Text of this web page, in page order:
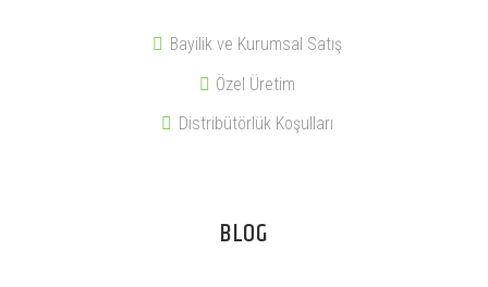
Bayilik ve Kurumsal Satış
Özel Üretim
Distribütörlük Koşulları
BLOG